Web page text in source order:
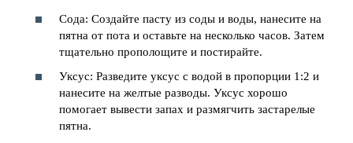
Сода: Создайте пасту из соды и воды, нанесите на
пятна от пота и оставьте на несколько часов. Затем
тщательно прополощите и постирайте.
Уксус: Разведите уксус с водой в пропорции 1:2 и
нанесите на желтые разводы. Уксус хорошо
помогает вывести запах и размягчить застарелые
пятна.